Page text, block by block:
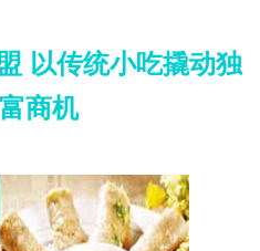
以传统小吃撬动独
商机